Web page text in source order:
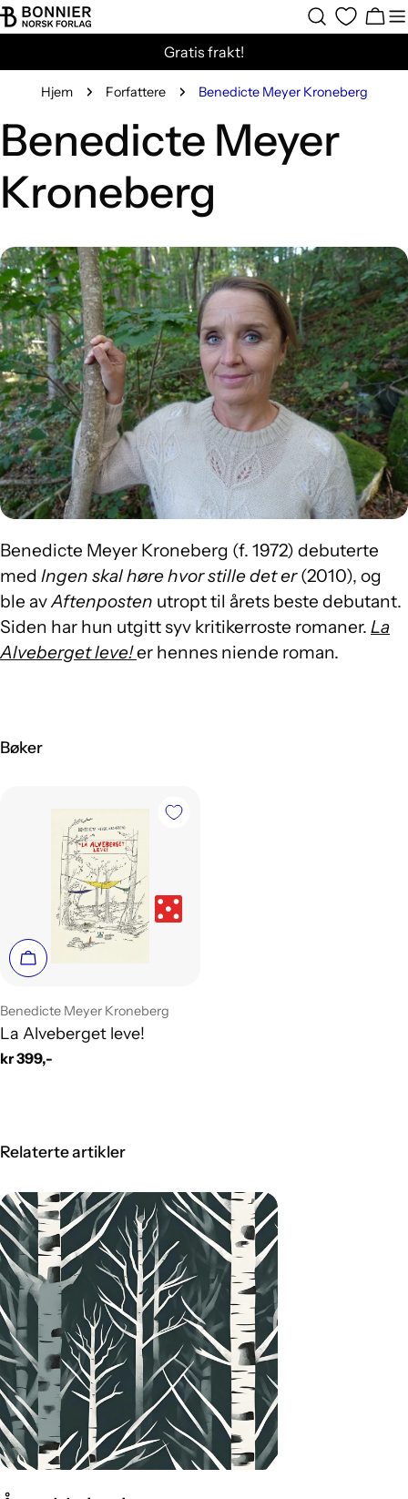
Hopp
til
Gratis frakt!
Hjem Forfattere Benedicte Meyer Kroneberg
Benedicte Meyer
Kroneberg
Benedicte Meyer Kroneberg (f. 1972) debuterte
med Ingen skal høre hvor stille det er(2010), og
ble avAftenposten utropt til årets beste debutant.
Siden har hun utgitt syv kritikerroste romaner. La
Alveberget leve!er hennes niende roman.
Bøker
Legg i handlekurv
Leverandør:
Benedicte Meyer Kroneberg
La Alveberget leve!
Vanlig
kr 399,-
Relaterte artikler